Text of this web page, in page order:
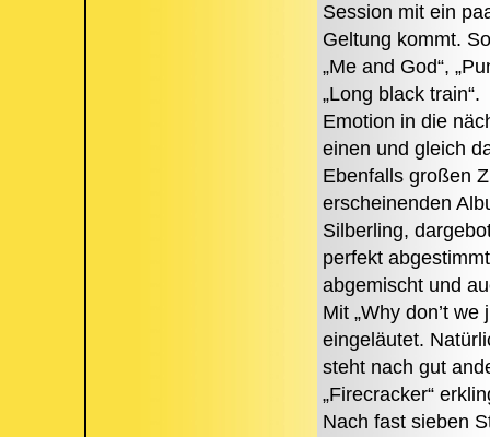
Session mit ein
Geltung kommt.
„Me and God“,
„Long black
Emotion in die
einen und gleich
Ebenfalls großen
erscheinenden
Silberling,
perfekt
abgemischt und
Mit „Why don’t
eingeläutet.
steht nach gut
„Firecracker“
Nach fast sieben